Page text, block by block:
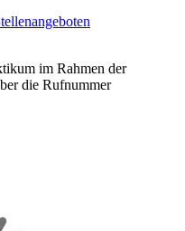
im Rahmen der
die Rufnummer